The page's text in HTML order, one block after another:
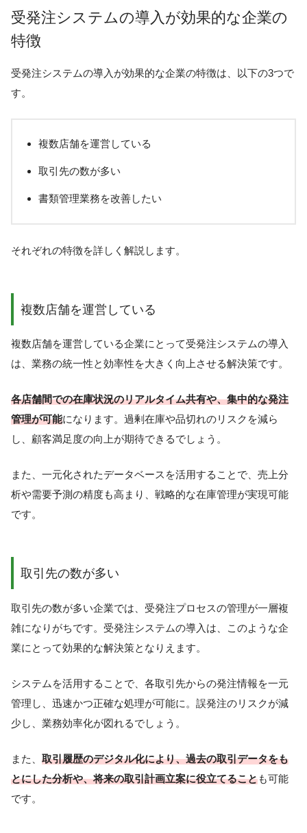
受発注システムの導入が効果的な企業の
特徴
受発注システムの導入が効果的な企業の特徴は、以下の3つで
す。
複数店舗を運営している
取引先の数が多い
書類管理業務を改善したい
それぞれの特徴を詳しく解説します。
複数店舗を運営している
複数店舗を運営している企業にとって受発注システムの導入
は、業務の統一性と効率性を大きく向上させる解決策です。
各店舗間での在庫状況のリアルタイム共有や、集中的な発注
管理が可能になります。過剰在庫や品切れのリスクを減ら
し、顧客満足度の向上が期待できるでしょう。
また、一元化されたデータベースを活用することで、売上分
析や需要予測の精度も高まり、戦略的な在庫管理が実現可能
です。
取引先の数が多い
取引先の数が多い企業では、受発注プロセスの管理が一層複
雑になりがちです。受発注システムの導入は、このような企
業にとって効果的な解決策となりえます。
システムを活用することで、各取引先からの発注情報を一元
管理し、迅速かつ正確な処理が可能に。誤発注のリスクが減
少し、業務効率化が図れるでしょう。
また、 取引履歴のデジタル化により、過去の取引データをも
とにした分析や、将来の取引計画立案に役立てることも可能
です。